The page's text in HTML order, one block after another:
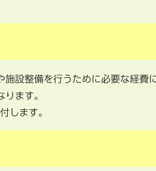
設整備を行うために必要な経費
ます。
します。